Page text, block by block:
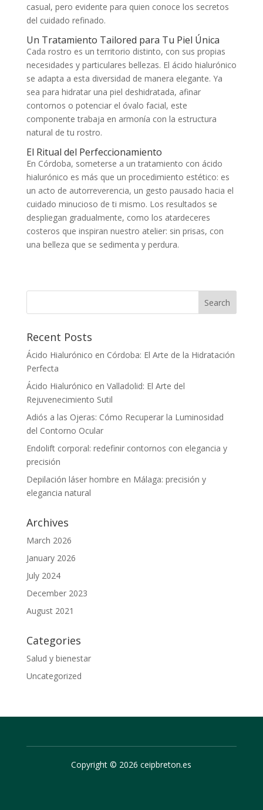
casual, pero evidente para quien conoce los secretos
del cuidado refinado.
Un Tratamiento Tailored para Tu Piel Única
Cada rostro es un territorio distinto, con sus propias
necesidades y particulares bellezas. El ácido hialurónico
se adapta a esta diversidad de manera elegante. Ya
sea para hidratar una piel deshidratada, afinar
contornos o potenciar el óvalo facial, este
componente trabaja en armonía con la estructura
natural de tu rostro.
El Ritual del Perfeccionamiento
En Córdoba, someterse a un tratamiento con ácido
hialurónico es más que un procedimiento estético: es
un acto de autorreverencia, un gesto pausado hacia el
cuidado minucioso de ti mismo. Los resultados se
despliegan gradualmente, como los atardeceres
costeros que inspiran nuestro atelier: sin prisas, con
una belleza que se sedimenta y perdura.
Recent Posts
Ácido Hialurónico en Córdoba: El Arte de la Hidratación
Perfecta
Ácido Hialurónico en Valladolid: El Arte del
Rejuvenecimiento Sutil
Adiós a las Ojeras: Cómo Recuperar la Luminosidad
del Contorno Ocular
Endolift corporal: redefinir contornos con elegancia y
precisión
Depilación láser hombre en Málaga: precisión y
elegancia natural
Archives
March 2026
January 2026
July 2024
December 2023
August 2021
Categories
Salud y bienestar
Uncategorized
Copyright © 2026 ceipbreton.es